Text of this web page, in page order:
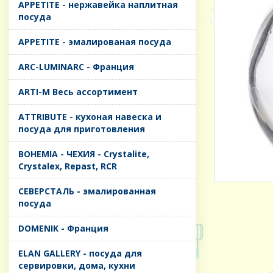
APPETITE - нержавейка наплитная
посуда
APPETITE - эмалированая посуда
ARC-LUMINARC - Франция
ARTI-M Весь ассортимент
ATTRIBUTE - кухоная навеска и
посуда для приготовления
BOHEMIA - ЧЕХИЯ - Crystalite,
Crystalex, Repast, RCR
CЕВЕРСТАЛЬ - эмалированная
посуда
DOMENIK - Франция
ELAN GALLERY - посуда для
сервировки, дома, кухни